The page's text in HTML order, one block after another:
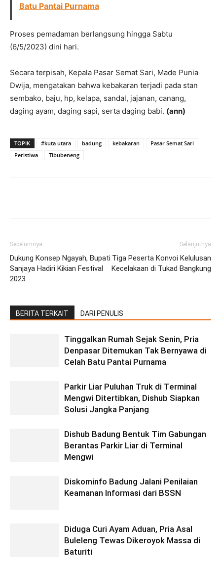
Batu Pantai Purnama
Proses pemadaman berlangsung hingga Sabtu
(6/5/2023) dini hari.
Secara terpisah, Kepala Pasar Semat Sari, Made Punia
Dwija, mengatakan bahwa kebakaran terjadi pada stan
sembako, baju, hp, kelapa, sandal, jajanan, canang,
daging ayam, daging sapi, serta daging babi. (ann)
TOPIK #kuta utara badung kebakaran
Pasar Semat Sari
Peristiwa
Tibubeneng
Sebelumnya
Dukung Konsep Ngayah, Bupati
Sanjaya Hadiri Kikian Festival
2023
Selanjutnya
Tiga Peserta Konvoi Kelulusan
Kecelakaan di Tukad Bangkung
BERITA TERKAIT DARI PENULIS
Tinggalkan Rumah Sejak Senin, Pria
Denpasar Ditemukan Tak Bernyawa di
Celah Batu Pantai Purnama
Parkir Liar Puluhan Truk di Terminal
Mengwi Ditertibkan, Dishub Siapkan
Solusi Jangka Panjang
Dishub Badung Bentuk Tim Gabungan
Berantas Parkir Liar di Terminal
Mengwi
Diskominfo Badung Jalani Penilaian
Keamanan Informasi dari BSSN
Diduga Curi Ayam Aduan, Pria Asal
Buleleng Tewas Dikeroyok Massa di
Baturiti